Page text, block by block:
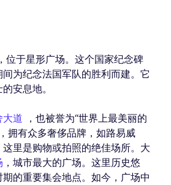
位于星形广场。这个国家纪念碑
为纪念法国军队的胜利而建。它
安息地。
大道 ，也被誉为“世界上最美丽的
拥有众多奢侈品牌，如路易威
里是购物或拍照的绝佳场所。大
，城市最大的广场。这里历史悠
的重要集会地点。如今，广场中